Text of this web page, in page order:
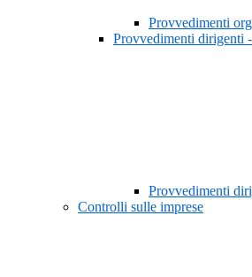
Provvedimenti
Provvedimenti dirigenti
Provvedimenti
Controlli sulle imprese